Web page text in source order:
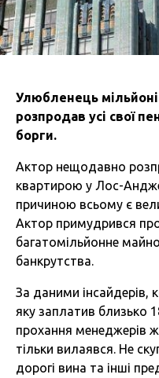
Улюбленець
розпродав усі свої
борги.
Актор нещодавно
квартирою у Лос-
причиною всьому є
Актор примудрився
багатомільйонне
банкрутства.
За даними інсайдерів,
яку заплатив близько
прохання менеджерів
тільки вилаявся. Не
дорогі вина та інші